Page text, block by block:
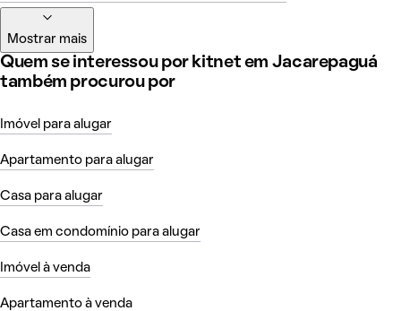
Mostrar mais
Quem se interessou por kitnet em Jacarepaguá
também procurou por
Imóvel para alugar
Apartamento para alugar
Casa para alugar
Casa em condomínio para alugar
Imóvel à venda
Apartamento à venda